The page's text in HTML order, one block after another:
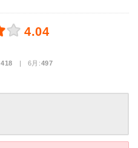
4.04
418 | 6月:497